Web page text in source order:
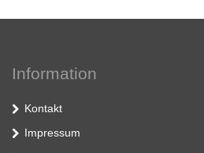
Information
Kontakt
Impressum